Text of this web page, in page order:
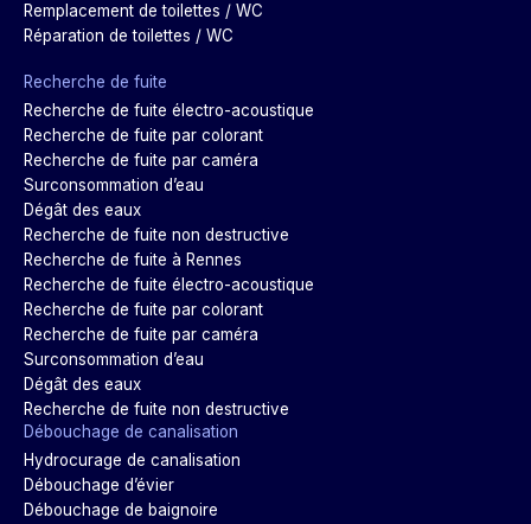
Remplacement de toilettes / WC
Réparation de toilettes / WC
Recherche de fuite
Recherche de fuite électro-acoustique
Recherche de fuite par colorant
Recherche de fuite par caméra
Surconsommation d’eau
Dégât des eaux
Recherche de fuite non destructive
Recherche de fuite à Rennes
Recherche de fuite électro-acoustique
Recherche de fuite par colorant
Recherche de fuite par caméra
Surconsommation d’eau
Dégât des eaux
Recherche de fuite non destructive
Débouchage de canalisation
Hydrocurage de canalisation
Débouchage d’évier
Débouchage de baignoire